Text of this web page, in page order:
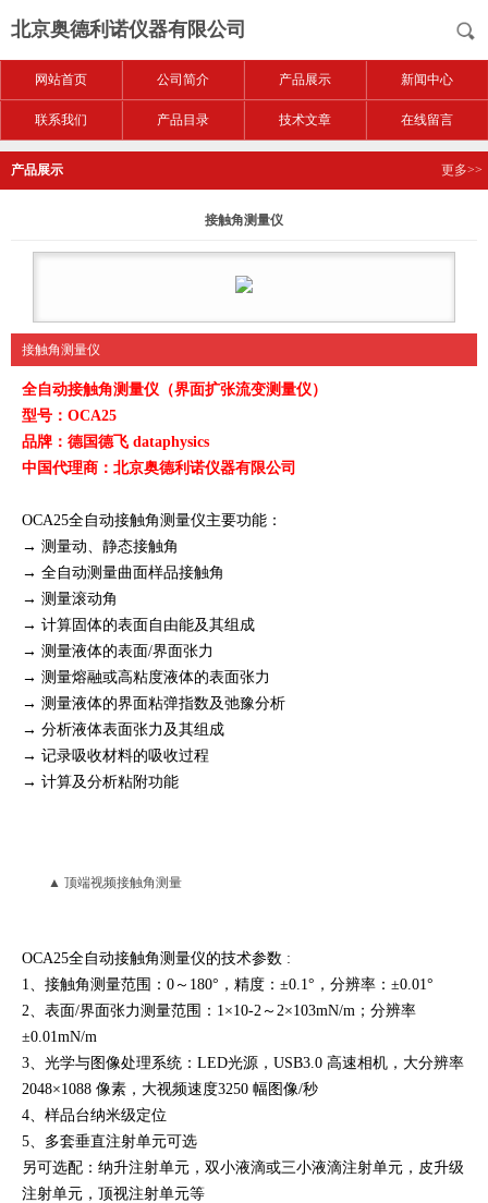
北京奥德利诺仪器有限公司
网站首页 公司简介 产品展示 新闻中心
联系我们 产品目录 技术文章 在线留言
产品展示 更多>>
接触角测量仪
接触角测量仪
全自动接触角测量仪（界面扩张流变测量仪）
型号：OCA25
品牌：德国德飞 dataphysics
中国代理商：北京奥德利诺仪器有限公司
OCA25全自动接触角测量仪主要功能：
→ 测量动、静态接触角
→ 全自动测量曲面样品接触角
→ 测量滚动角
→ 计算固体的表面自由能及其组成
→ 测量液体的表面/界面张力
→ 测量熔融或高粘度液体的表面张力
→ 测量液体的界面粘弹指数及弛豫分析
→ 分析液体表面张力及其组成
→ 记录吸收材料的吸收过程
→ 计算及分析粘附功能
▲ 顶端视频接触角测量
OCA25全自动接触角测量仪的技术参数 :
1、接触角测量范围：0～180°，精度：±0.1°，分辨率：±0.01°
2、表面/界面张力测量范围：1×10-2～2×103mN/m；分辨率
±0.01mN/m
3、光学与图像处理系统：LED光源，USB3.0 高速相机，大分辨率
2048×1088 像素，大视频速度3250 幅图像/秒
4、样品台纳米级定位
5、多套垂直注射单元可选
另可选配：纳升注射单元，双小液滴或三小液滴注射单元，皮升级
注射单元，顶视注射单元等